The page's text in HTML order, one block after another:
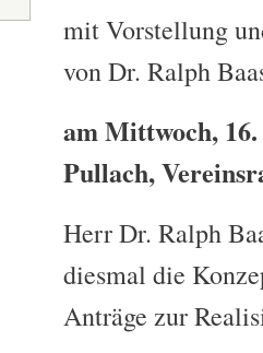
mit Vorstellung
von Dr. Ralph
am Mittwoch,
Pullach,
Herr Dr. Ralph
diesmal die
Anträge zur